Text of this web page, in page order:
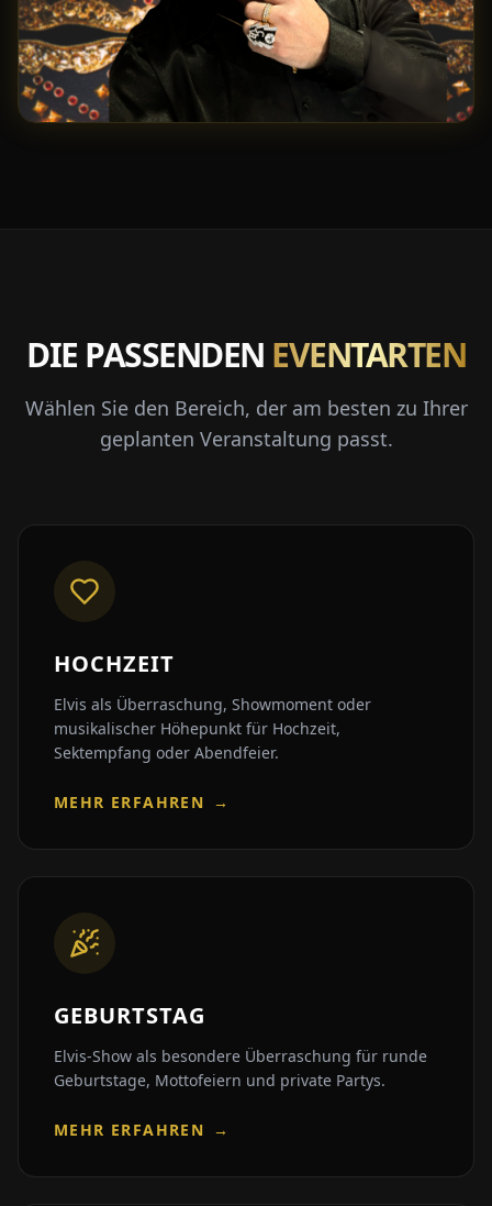
DIE PASSENDEN EVENTARTEN
Wählen Sie den Bereich, der am besten zu Ihrer
geplanten Veranstaltung passt.
HOCHZEIT
Elvis als Überraschung, Showmoment oder
musikalischer Höhepunkt für Hochzeit,
Sektempfang oder Abendfeier.
MEHR ERFAHREN →
GEBURTSTAG
Elvis-Show als besondere Überraschung für runde
Geburtstage, Mottofeiern und private Partys.
MEHR ERFAHREN →